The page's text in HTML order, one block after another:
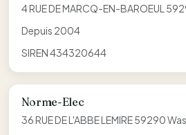
4 RUE DE MARCQ-EN-BAROEUL
Depuis 2004
SIREN 434320644
Norme-Elec
36 RUE DE L'ABBE LEMIRE 59290